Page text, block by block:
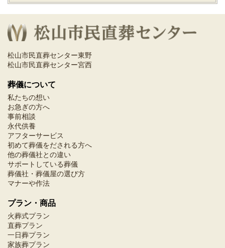
松山市民直葬センター東野
松山市民直葬センター宮西
葬儀について
私たちの想い
お急ぎの方へ
事前相談
永代供養
アフターサービス
初めて葬儀をだされる方へ
他の葬儀社との違い
サポートしている葬儀
葬儀社・葬儀屋の選び方
マナーや作法
プラン・商品
火葬式プラン
直葬プラン
一日葬プラン
家族葬プラン